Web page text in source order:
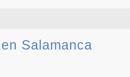
Salamanca